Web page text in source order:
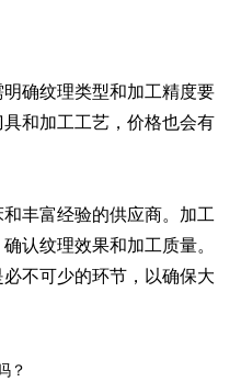
确纹理类型和加工精度要
和加工工艺，价格也会有
丰富经验的供应商。加工
认纹理效果和加工质量。
不可少的环节，以确保大
？